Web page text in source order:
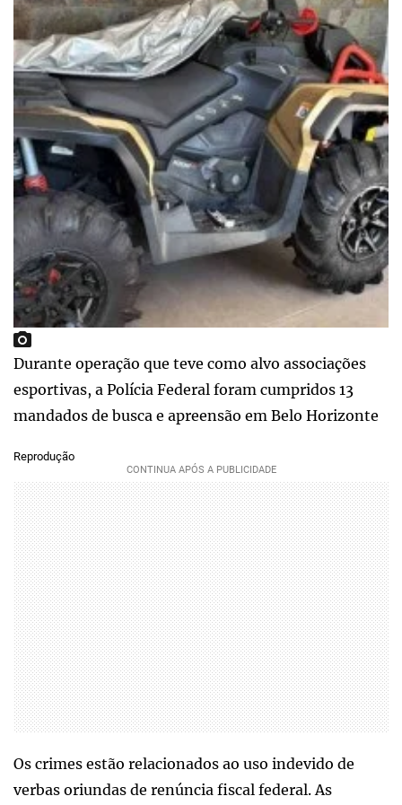
Durante operação que teve como alvo associações
esportivas, a Polícia Federal foram cumpridos 13
mandados de busca e apreensão em Belo Horizonte
Reprodução
Os crimes estão relacionados ao uso indevido de
verbas oriundas de renúncia fiscal federal. As